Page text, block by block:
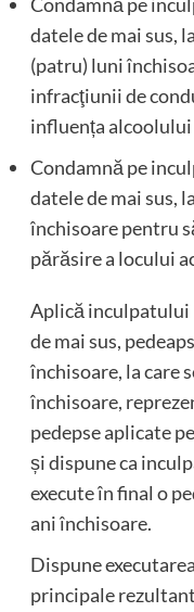
datele de mai sus,
(patru) luni
infracţiunii de
influența alcoolului
Condamnă pe
datele de mai sus,
închisoare pentru
părăsire a locului
Aplică inculpatului
de mai sus,
închisoare, la care
închisoare,
pedepse aplicate
și dispune ca
execute în final o
ani închisoare.
Dispune
principale